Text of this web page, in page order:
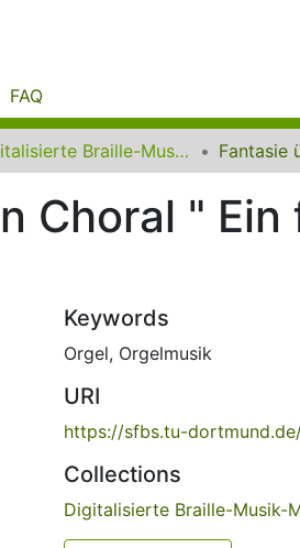
FAQ
Digitalisierte Braille-Musik-Matrizen des VzfB
Choral "
Keywords
Orgel, Orgelmusik
URI
https://sfbs.tu-
Collections
Digitalisierte Braille-Musik-